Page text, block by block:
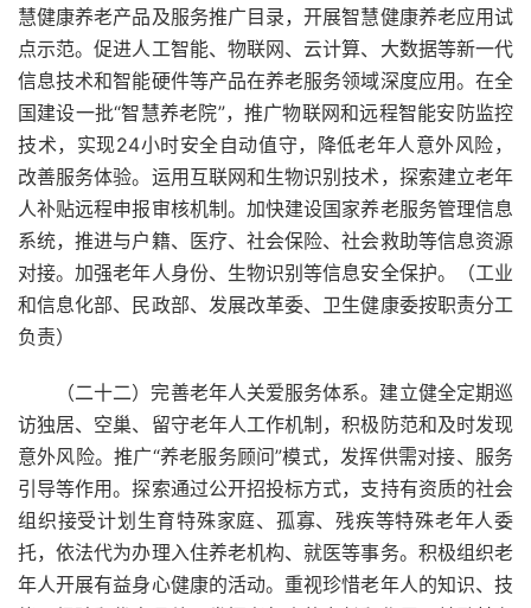
慧健康养老产品及服务推广目录，开展智慧健康养老应用试
点示范。促进人工智能、物联网、云计算、大数据等新一代
信息技术和智能硬件等产品在养老服务领域深度应用。在全
国建设一批“智慧养老院”，推广物联网和远程智能安防监控
技术，实现24小时安全自动值守，降低老年人意外风险，
改善服务体验。运用互联网和生物识别技术，探索建立老年
人补贴远程申报审核机制。加快建设国家养老服务管理信息
系统，推进与户籍、医疗、社会保险、社会救助等信息资源
对接。加强老年人身份、生物识别等信息安全保护。（工业
和信息化部、民政部、发展改革委、卫生健康委按职责分工
负责）
（二十二）完善老年人关爱服务体系。建立健全定期巡
访独居、空巢、留守老年人工作机制，积极防范和及时发现
意外风险。推广“养老服务顾问”模式，发挥供需对接、服务
引导等作用。探索通过公开招投标方式，支持有资质的社会
组织接受计划生育特殊家庭、孤寡、残疾等特殊老年人委
托，依法代为办理入住养老机构、就医等事务。积极组织老
年人开展有益身心健康的活动。重视珍惜老年人的知识、技